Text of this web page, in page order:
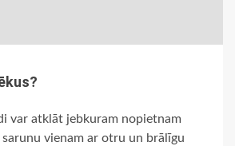
var atklāt jebkuram nopietnam
vienam ar otru un brālīgu